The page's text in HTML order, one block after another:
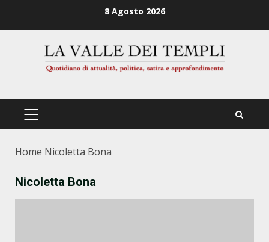
8 Agosto 2026
PRIMÄRES
Home Nicoletta Bona
Nicoletta Bona